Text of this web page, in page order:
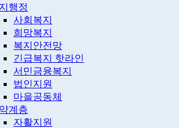
행정
사회복지
희망복지
복지안전망
긴급복지 핫라인
서민금융복지
법인지원
마을공동체
계층
자활지원